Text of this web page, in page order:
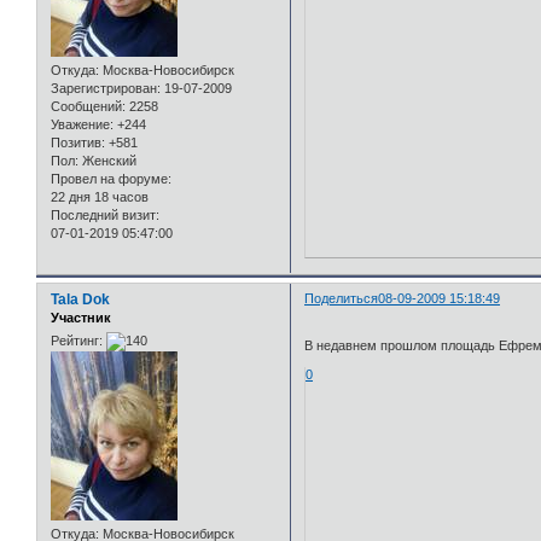
Откуда: Москва-Новосибирск
Зарегистрирован: 19-07-2009
Сообщений: 2258
Уважение: +244
Позитив: +581
Пол: Женский
Провел на форуме:
22 дня 18 часов
Последний визит:
07-01-2019 05:47:00
Поделиться08-09-2009 15:18:49
Tala Dok
Участник
Рейтинг:
Откуда: Москва-Новосибирск
В недавнем прошлом площадь
0